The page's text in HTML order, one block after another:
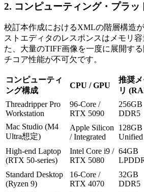
2. コンピューティング・プラッ
校訂本作成におけるXMLの階層構造
ストエディタのレスポンスはメモリ
た、大量のTIFF画像を一度に展開す
チコア性能が不可欠です。
コンピューティ
ング構成
CPU / GPU
推奨
リ
Threadripper Pro
Workstation
96-Core /
RTX 5090
256GB
DDR5
Mac Studio (M4
Ultra想定)
Apple Silicon
/ Integrated
128GB
Unified
High-end Laptop
(RTX 50-series)
Intel Core i9 /
RTX 5080
64GB
Standard Desktop
(Ryzen 9)
16-Core /
RTX 4070
32GB
DDR5